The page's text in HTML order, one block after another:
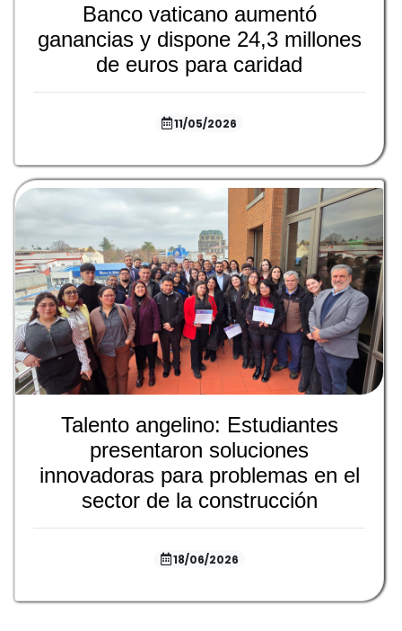
Banco vaticano aumentó
ganancias y dispone 24,3 millones
de euros para caridad
11/05/2026
Talento angelino: Estudiantes
presentaron soluciones
innovadoras para problemas en el
sector de la construcción
18/06/2026